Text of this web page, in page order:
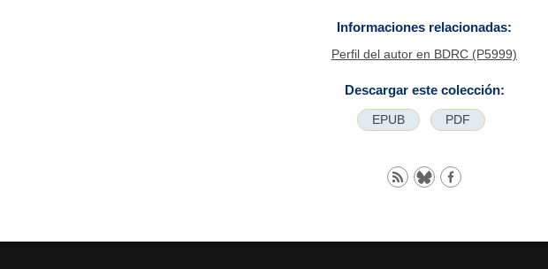
Informaciones relacionadas:
Perfil del autor en BDRC (P5999)
Descargar este colección:
EPUB PDF